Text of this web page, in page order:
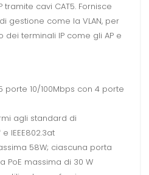
cavi CAT5. Fornisce
gestione come la VLAN, per
terminali IP come gli AP e
porte 10/100Mbps con 4 porte
agli standard di
IEEE802.3at
58W; ciascuna porta
PoE massima di 30 W